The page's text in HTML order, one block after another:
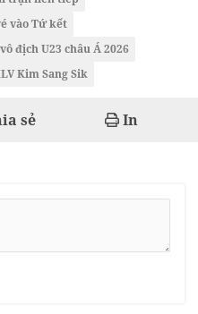
vào Tứ kết
địch U23 châu Á 2026
Kim Sang Sik
sẻ In